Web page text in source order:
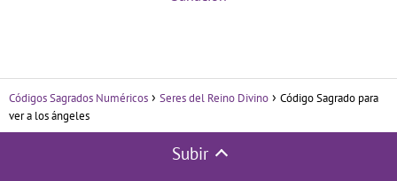
Códigos Sagrados Numéricos Seres del Reino Divino
Código Sagrado para
ver a los ángeles
Subir